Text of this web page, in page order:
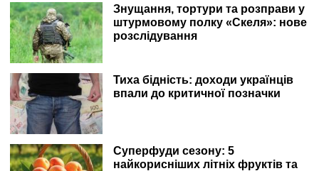
Знущання, тортури та розправи у
штурмовому полку «Скеля»: нове
розслідування
Тиха бідність: доходи українців
впали до критичної позначки
Суперфуди сезону: 5
найкорисніших літніх фруктів та